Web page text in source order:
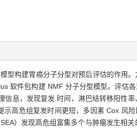
型构建胃癌分子分型对预后评估的作用
软件包构建 NMF 分子分型模型。评估
信息，发现复发 时间、淋巴结转移阳性
示高危组复发时间更短，多因素 Cox 风
）发现高危组富集多个与肿瘤发生相